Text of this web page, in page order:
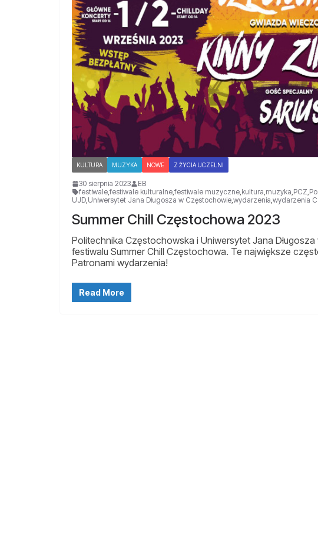
KULTURA MUZYKA NOWE Z ŻYCIA UCZELNI
30 sierpnia 2023
EB
festiwale festiwale kulturalne festiwale muzyczne kultura muzyka PCZ
UJD Uniwersytet Jana Długosza w Częstochowie wydarzenia wydarzenia
Summer Chill Częstochowa 2023
Politechnika Częstochowska i Uniwersytet Jana
festiwalu Summer Chill Częstochowa. Te największe
Patronami wydarzenia!
Read More